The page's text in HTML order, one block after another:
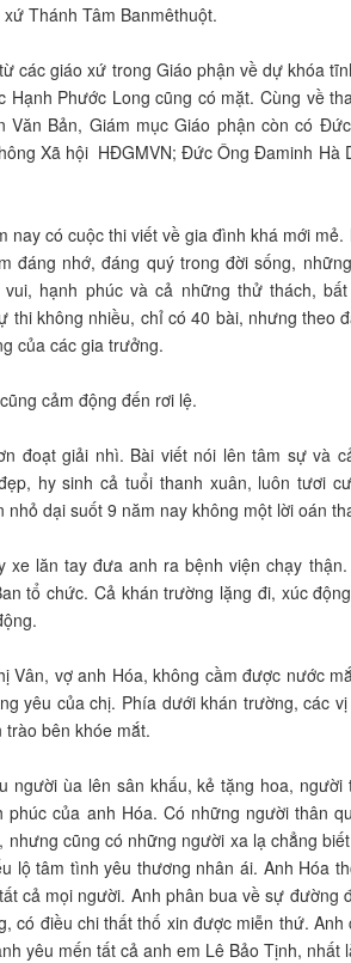
Thánh Tâm Banmêthuột.
các giáo xứ trong Giáo phận về dự khóa
Phước Long cũng có mặt. Cùng về
Văn Bản, Giám mục Giáo phận còn có
Xã hội HĐGMVN; Đức Ông Đaminh Hà
nay có cuộc thi viết về gia đình khá mới
đáng nhớ, đáng quý trong đời sống,
hạnh phúc và cả những thử thách,
thi không nhiều, chỉ có 40 bài, nhưng theo
của các gia trưởng.
cảm động đến rơi lệ.
đoạt giải nhì. Bài viết nói lên tâm sự và
hy sinh cả tuổi thanh xuân, luôn tươi
dại suốt 9 năm nay không một lời oán
xe lăn tay đưa anh ra bệnh viện chạy
tổ chức. Cả khán trường lặng đi, xúc
Vân, vợ anh Hóa, không cầm được nước
yêu của chị. Phía dưới khán trường, các
bên khóe mắt.
người ùa lên sân khấu, kẻ tặng hoa, người
phúc của anh Hóa. Có những người thân
nhưng cũng có những người xa lạ chẳng
lộ tâm tình yêu thương nhân ái. Anh Hóa
cả mọi người. Anh phân bua về sự đường
có điều chi thất thố xin được miễn thứ.
yêu mến tất cả anh em Lê Bảo Tịnh, nhất